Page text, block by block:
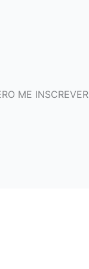
ME INSCREVER